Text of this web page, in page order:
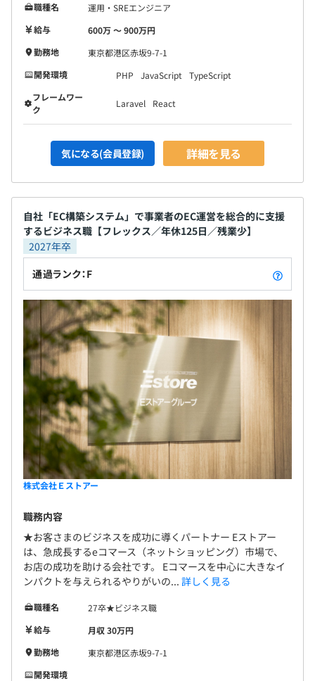
職種名
運用・SREエンジニア
給与
600万 〜 900万円
勤務地
東京都港区赤坂9-7-1
開発環境
PHP JavaScript
TypeScript
フレームワー
ク
Laravel React
気になる(会員登録) 詳細を見る
自社「EC構築システム」で事業者のEC運営を総合的に支援
するビジネス職【フレックス／年休125日／残業少】
2027年卒
通過ランク：F
株式会社Ｅストアー
職務内容
★お客さまのビジネスを成功に導くパートナー Eストアー
は、急成長するeコマース（ネットショッピング）市場で、
お店の成功を助ける会社です。 Eコマースを中心に大きなイ
ンパクトを与えられるやりがいの... 詳しく見る
職種名
27卒★ビジネス職
給与
月収 30万円
勤務地
東京都港区赤坂9-7-1
開発環境